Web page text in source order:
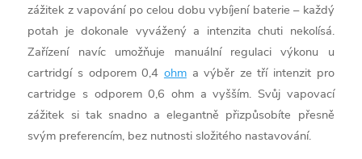
zážitek z vapování po celou dobu vybíjení baterie – každý
potah je dokonale vyvážený a intenzita chuti nekolísá.
Zařízení navíc umožňuje manuální regulaci výkonu u
cartridgí s odporem 0,4 ohma výběr ze tří intenzit pro
cartridge s odporem 0,6 ohm a vyšším. Svůj vapovací
zážitek si tak snadno a elegantně přizpůsobíte přesně
svým preferencím, bez nutnosti složitého nastavování.